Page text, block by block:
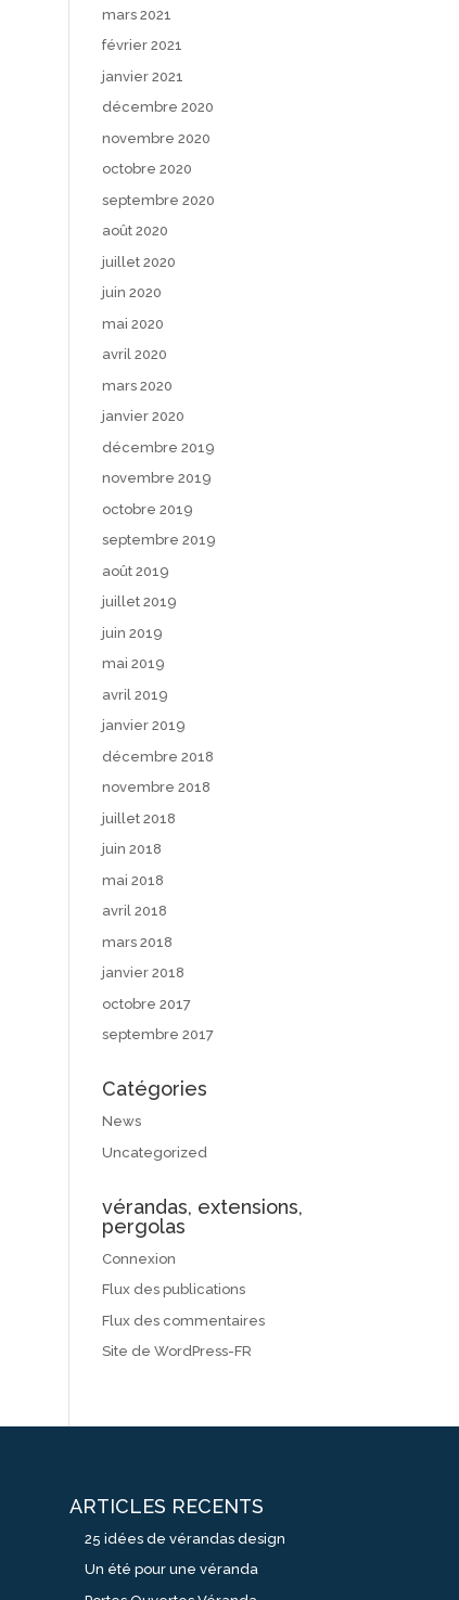
mars 2021
février 2021
janvier 2021
décembre 2020
novembre 2020
octobre 2020
septembre 2020
août 2020
juillet 2020
juin 2020
mai 2020
avril 2020
mars 2020
janvier 2020
décembre 2019
novembre 2019
octobre 2019
septembre 2019
août 2019
juillet 2019
juin 2019
mai 2019
avril 2019
janvier 2019
décembre 2018
novembre 2018
juillet 2018
juin 2018
mai 2018
avril 2018
mars 2018
janvier 2018
octobre 2017
septembre 2017
Catégories
News
Uncategorized
vérandas, extensions,
pergolas
Connexion
Flux des publications
Flux des commentaires
Site de WordPress-FR
ARTICLES RECENTS
25 idées de vérandas design
Un été pour une véranda